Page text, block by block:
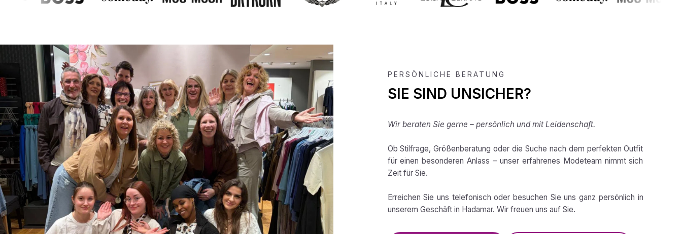
PERSÖNLICHE BERATUNG
SIE SIND UNSICHER?
Wir beraten Sie gerne – persönlich und mit Leidenschaft.
Ob Stilfrage, Größenberatung oder die Suche nach dem perfekten Outfit
für einen besonderen Anlass – unser erfahrenes Modeteam nimmt sich
Zeit für Sie.
Erreichen Sie uns telefonisch oder besuchen Sie uns ganz persönlich in
unserem Geschäft in Hadamar. Wir freuen uns auf Sie.